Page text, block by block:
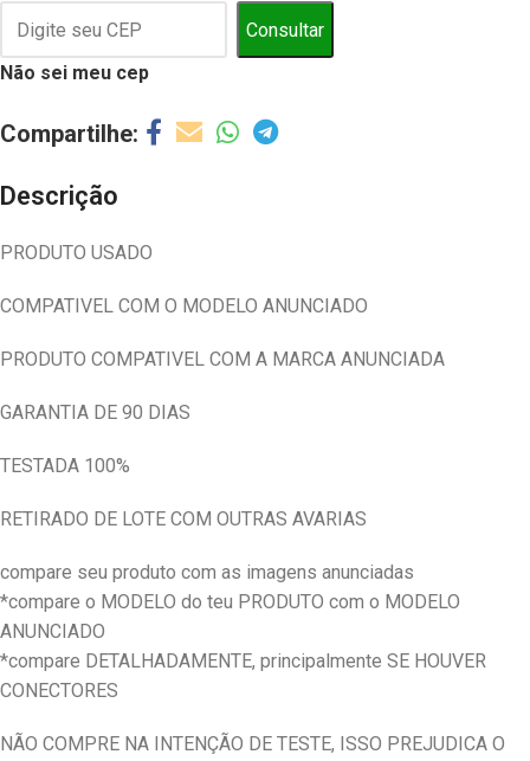
Consultar
Não sei meu cep
Descrição
PRODUTO USADO
COMPATIVEL COM O MODELO ANUNCIADO
PRODUTO COMPATIVEL COM A MARCA ANUNCIADA
GARANTIA DE 90 DIAS
TESTADA 100%
RETIRADO DE LOTE COM OUTRAS AVARIAS
compare seu produto com as imagens anunciadas
*compare o MODELO do teu PRODUTO com o MODELO
ANUNCIADO
*compare DETALHADAMENTE, principalmente SE HOUVER
CONECTORES
NÃO COMPRE NA INTENÇÃO DE TESTE, ISSO PREJUDICA O